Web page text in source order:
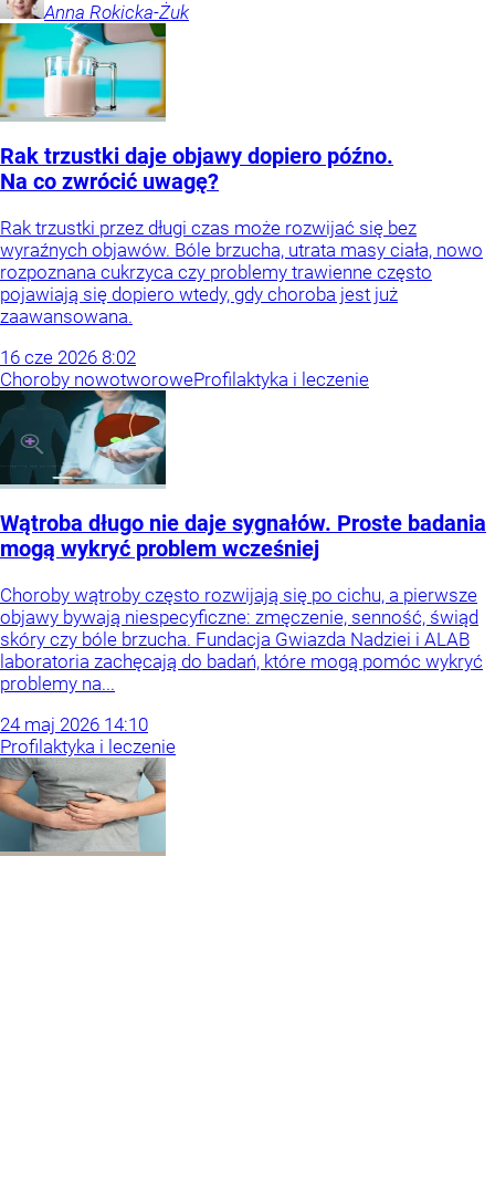
Anna Rokicka-Żuk
Rak trzustki daje objawy dopiero późno.
Na co zwrócić uwagę?
Rak trzustki przez długi czas może rozwijać się bez
wyraźnych objawów. Bóle brzucha, utrata masy ciała, nowo
rozpoznana cukrzyca czy problemy trawienne często
pojawiają się dopiero wtedy, gdy choroba jest już
zaawansowana.
16 cze 2026 8:02
Choroby nowotworoweProfilaktyka i leczenie
Wątroba długo nie daje sygnałów. Proste badania
mogą wykryć problem wcześniej
Choroby wątroby często rozwijają się po cichu, a pierwsze
objawy bywają niespecyficzne: zmęczenie, senność, świąd
skóry czy bóle brzucha. Fundacja Gwiazda Nadziei i ALAB
laboratoria zachęcają do badań, które mogą pomóc wykryć
problemy na...
24 maj 2026 14:10
Profilaktyka i leczenie